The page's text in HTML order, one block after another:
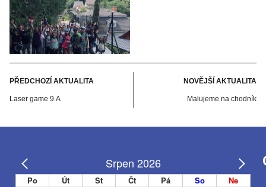
PŘEDCHOZÍ AKTUALITA
Laser game 9.A
NOVĚJŠÍ AKTUALITA
Malujeme na chodník
Srpen 2026
Po Út St Čt Pá So Ne